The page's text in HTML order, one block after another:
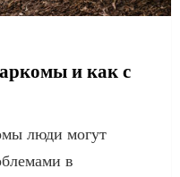
и как с
люди могут
в